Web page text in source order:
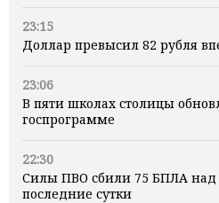
23:15
Доллар превысил 82 рубля
23:06
В пяти школах столицы
госпрограмме
22:30
Силы ПВО сбили 75 БПЛА над
последние сутки